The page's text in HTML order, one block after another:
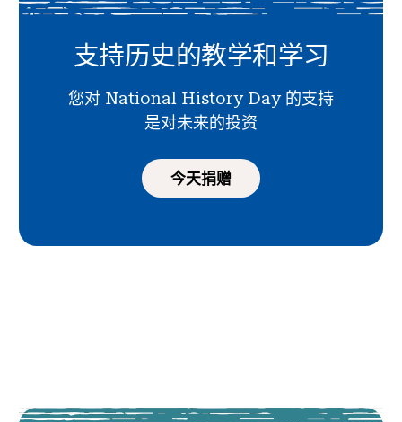
支持历史的教学和学习
您对 National History Day 的支持
是对未来的投资
今天捐赠